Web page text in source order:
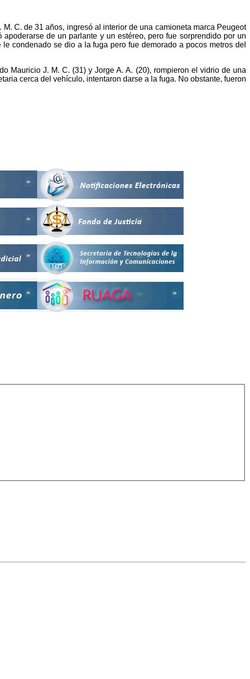
C. de 31 años, ingresó al interior de una camioneta marca Peugeot
de un parlante y un estéreo, pero fue sorprendido por un
condenado se dio a la fuga pero fue demorado a pocos metros del
Mauricio J. M. C. (31) y Jorge A. A. (20), rompieron el vidrio de una
cerca del vehículo, intentaron darse a la fuga. No obstante, fueron